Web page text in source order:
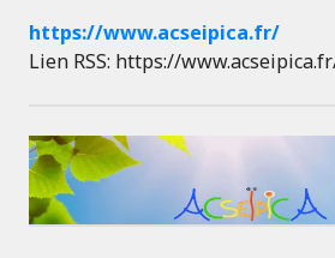
https://www.acseipica.fr/
Lien RSS: https://